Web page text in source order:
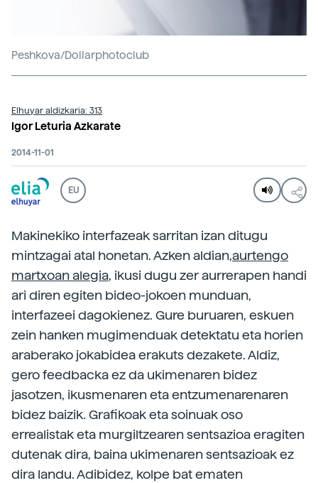
Peshkova/Dollarphotoclub
Elhuyar aldizkaria: 313
Igor Leturia Azkarate
2014-11-01
EU
Makinekiko interfazeak sarritan izan ditugu
mintzagai atal honetan. Azken aldian,aurtengo
martxoan alegia, ikusi dugu zer aurrerapen handi
ari diren egiten bideo-jokoen munduan,
interfazeei dagokienez. Gure buruaren, eskuen
zein hanken mugimenduak detektatu eta horien
araberako jokabidea erakuts dezakete. Aldiz,
gero feedbacka ez da ukimenaren bidez
jasotzen, ikusmenaren eta entzumenarenaren
bidez baizik. Grafikoak eta soinuak oso
errealistak eta murgiltzearen sentsazioa eragiten
dutenak dira, baina ukimenaren sentsazioak ez
dira landu. Adibidez, kolpe bat ematen